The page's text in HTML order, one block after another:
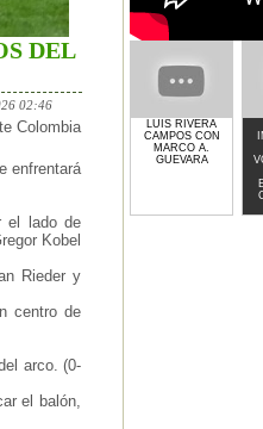
DEL
02:46
Colombia
enfrentará
el lado de
Kobel
Rieder y
centro de
arco. (0-
el balón,
LUIS RIVERA
CAMPOS CON
MARCO A.
GUEVARA